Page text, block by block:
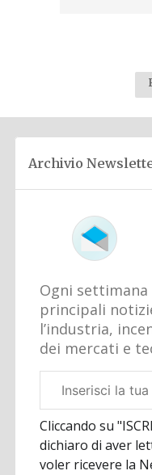
Archivio
Ogni settimana
principali
l’industria,
dei mercati e
aziendale
Cliccando su
dichiaro di aver
voler ricevere la